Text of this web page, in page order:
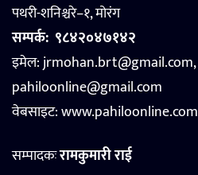
पथरी-शनिश्चरे–१, मोरंग
सम्पर्क: ९८४२०४७१४२
इमेल: jrmohan.brt@gmail.com,
pahiloonline@gmail.com
वेबसाइट:www.pahiloonline.com
सम्पादकःरामकुमारी राई